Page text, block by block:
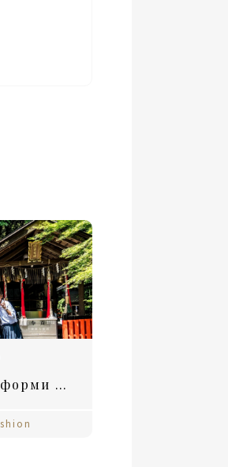
Училищните униформи – полезни или старомодни?